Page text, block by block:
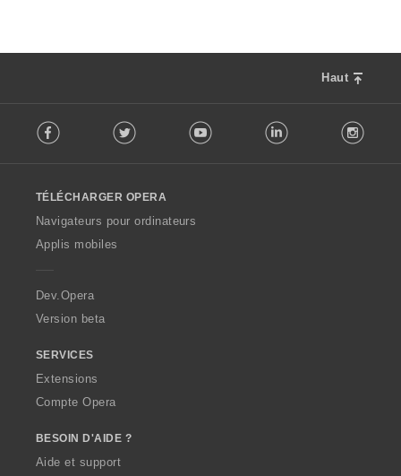
Haut
o
w
O
p
a
Facebook Twitter Youtube LinkedIn
TÉLÉCHARGER OPERA
Navigateurs pour ordinateurs
Applis mobiles
Dev.Opera
Version beta
SERVICES
Extensions
Compte Opera
BESOIN D'AIDE ?
Aide et support